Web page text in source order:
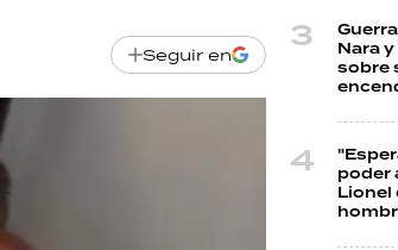
Seguir en
Nara
sobre
poder
Lionel